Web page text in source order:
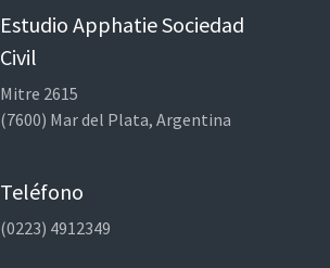
Estudio Apphatie Sociedad
Civil
Mitre 2615
(7600) Mar del Plata, Argentina
Teléfono
(0223) 4912349